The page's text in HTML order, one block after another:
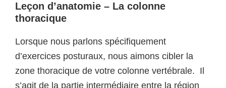
Leçon d’anatomie – La colonne
thoracique
Lorsque nous parlons spécifiquement
d’exercices posturaux, nous aimons cibler la
zone thoracique de votre colonne vertébrale. Il
s’agit de la partie intermédiaire entre la région